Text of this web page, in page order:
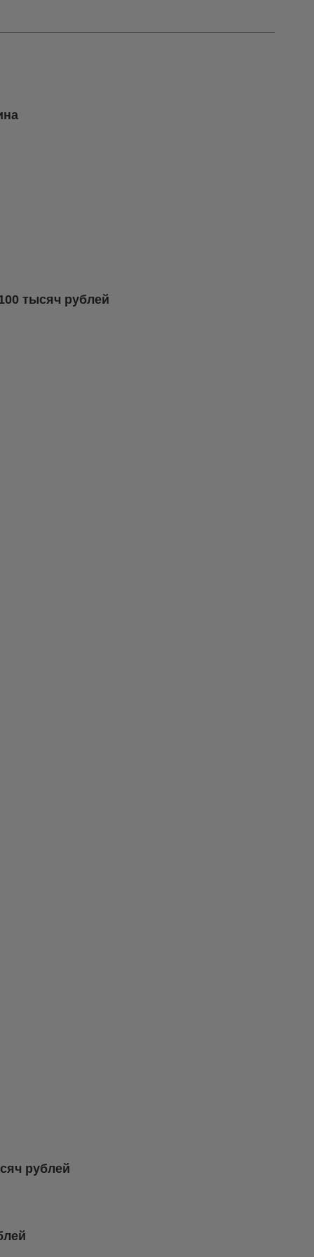
тысяч рублей
рублей